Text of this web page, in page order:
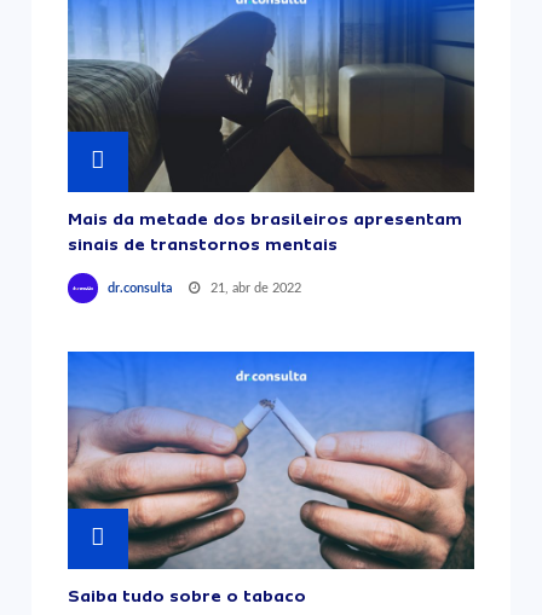
Mais da metade dos brasileiros apresentam
sinais de transtornos mentais
dr.consulta 21, abr de 2022
Saiba tudo sobre o tabaco